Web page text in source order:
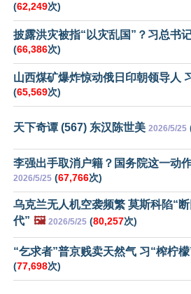
(62,249次)
披露洪灾被指“以灾乱国”？习总书
(66,386次)
山西煤矿爆炸惊动俄日印朝领导人
(65,569次)
天下奇谭 (567) 东汉陈世美 2026/5/25
李强出手取消户籍？国务院这一动
2026/5/25 (67,766次)
乌克兰无人机空袭频繁 莫斯科陷“
代” 🖼️ 2026/5/25 (80,257次)
“乞求者”普京贱卖天然气 习“榨柠
(77,698次)